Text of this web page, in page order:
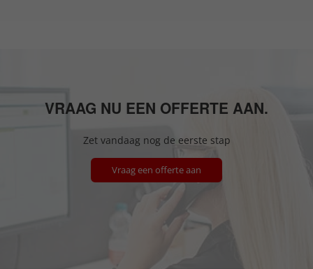
VRAAG NU EEN OFFERTE AAN.
Zet vandaag nog de eerste stap
Vraag een offerte aan